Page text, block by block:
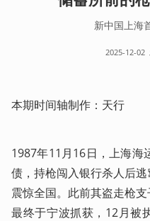
新中国上海
2025-12-02
本期时间轴制作：天行
1987年11月16日，上海海
债，持枪闯入银行杀人后
震惊全国。此前其盗走枪
最终于宁波抓获，12月被